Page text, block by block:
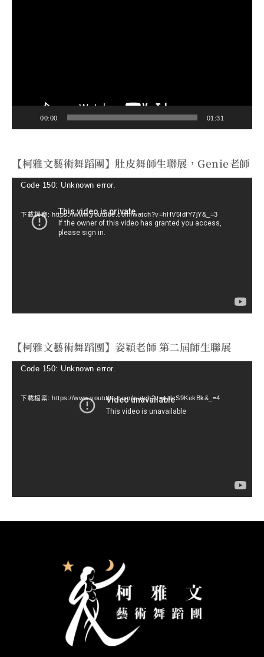
00:00 01:31
【柯雅文藝術舞蹈團】肚皮舞師生聯展，Genie老師
視Code 150: Unknown error.
下載檔案: https://www.youtube.com/watch?v=hHV5IdfY7jY&_=3
【柯雅文藝術舞蹈團】姿穎老師 第二屆師生聯展
視Code 150: Unknown error.
下載檔案: https://www.youtube.com/watch?v=ealcS9KekBk&_=4